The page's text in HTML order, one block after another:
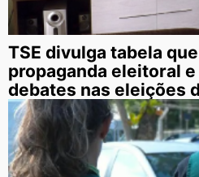
TSE divulga tabela
propaganda eleitoral
debates nas eleições